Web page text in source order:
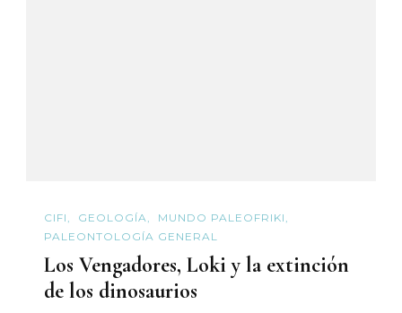
CIFI GEOLOGÍA
MUNDO PALEOFRIKI
PALEONTOLOGÍA GENERAL
Los Vengadores, Loki y la extinción
de los dinosaurios